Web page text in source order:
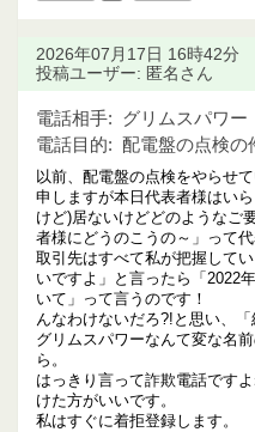
2026年07月17日 16時42分
投稿ユーザー: 匿名さん
電話相手: グリムスパワー
電話目的: 配電盤の点検の
以前、配電盤の点検をやらせ
申しますが本日代表者様はい
けど)居ないけどどのようなご
者様にどうのこうの～」って
取引先はすべて私が把握して
いですよ」と言ったら「2022
いて」って言うのです！
んなわけないだろ?!と思い、
グリムスパワーなんて変な名
ら。
はっきり言って詐欺電話です
けた方がいいです。
私はすぐに着拒登録します。